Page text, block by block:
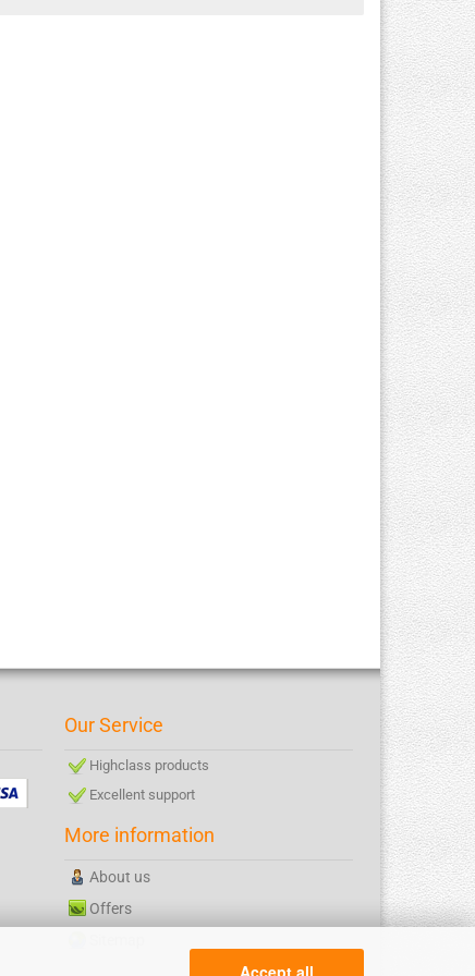
Accept all
Our Service
Highclass products
Excellent support
More information
About us
Offers